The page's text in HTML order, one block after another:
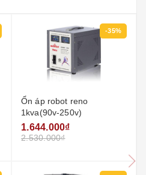
-35%
Ổn áp robot reno
1kva(90v-250v)
1.644.000₫
2.530.000₫